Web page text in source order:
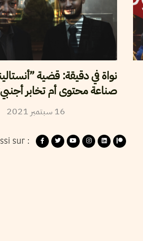
نواة في دقيقة: قضية
صناعة محتوى أم تخابر
16سبتمبر 2021
sur :